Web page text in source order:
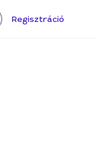
Regisztráció